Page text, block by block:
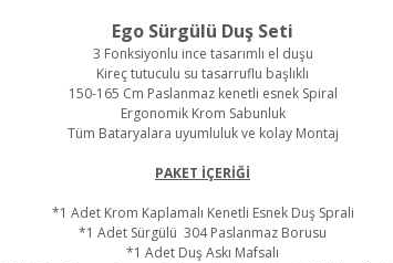
Ego Sürgülü Duş Seti
3 Fonksiyonlu ince tasarımlı el duşu
Kireç tutuculu su tasarruflu başlıklı
150-165 Cm Paslanmaz kenetli esnek Spiral
Ergonomik Krom Sabunluk
Tüm Bataryalara uyumluluk ve kolay Montaj
PAKET İÇERİĞİ
*1 Adet Krom Kaplamalı Kenetli Esnek Duş Sprali
*1 Adet Sürgülü 304 Paslanmaz Borusu
*1 Adet Duş Askı Mafsalı